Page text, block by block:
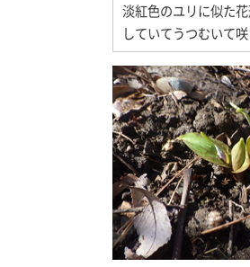
淡紅色のユリに似た
していてうつむいて